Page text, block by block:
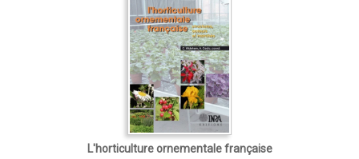
L'horticulture ornementale française